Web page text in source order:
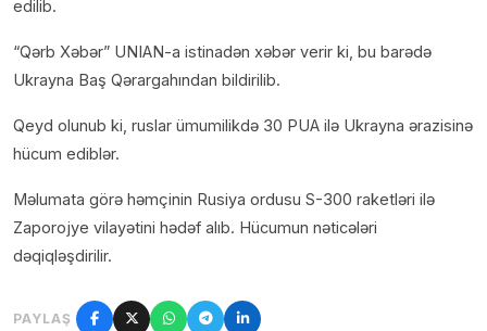
edilib.
“Qərb Xəbər” UNIAN-a istinadən xəbər verir ki, bu barədə
Ukrayna Baş Qərargahından bildirilib.
Qeyd olunub ki, ruslar ümumilikdə 30 PUA ilə Ukrayna ərazisinə
hücum ediblər.
Məlumata görə həmçinin Rusiya ordusu S-300 raketləri ilə
Zaporojye vilayətini hədəf alıb. Hücumun nəticələri
dəqiqləşdirilir.
PAYLAŞ